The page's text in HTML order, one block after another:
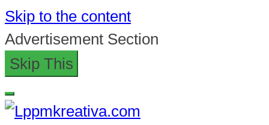
Skip to the content
Advertisement Section
Skip This